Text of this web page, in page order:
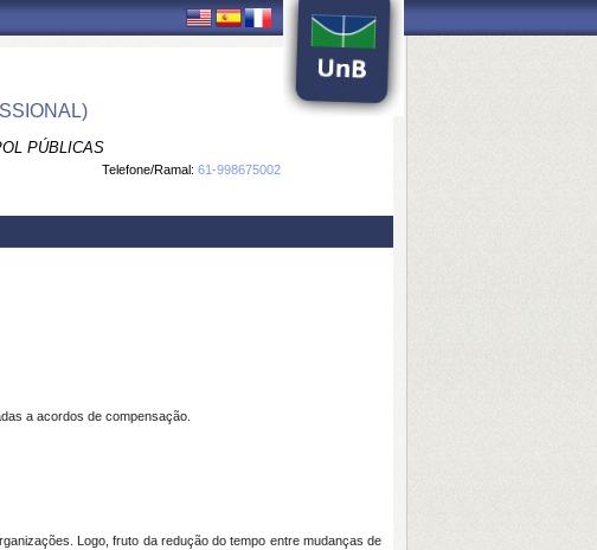
PÚBLICAS
Telefone/Ramal: 61-998675002
a acordos de compensação.
Logo, fruto da redução do tempo entre mudanças de